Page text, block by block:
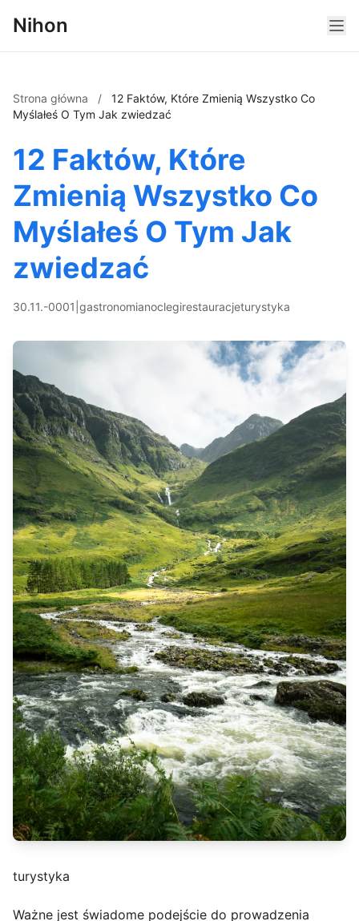
Nihon
Strona główna /
12 Faktów, Które Zmienią Wszystko Co
Myślałeś O Tym Jak zwiedzać
12 Faktów, Które
Zmienią Wszystko Co
Myślałeś O Tym Jak
zwiedzać
30.11.-0001 gastronomianoclegirestauracjeturystyka
turystyka
Ważne jest świadome podejście do prowadzenia